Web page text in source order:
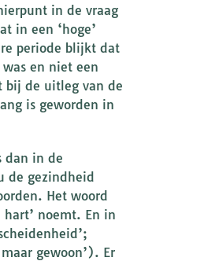
in de vraag
in een ‘hoge’
periode blijkt dat
en niet een
bij de uitleg van de
is geworden in
dan in de
de gezindheid
Het woord
noemt. En in
gewoon’). Er